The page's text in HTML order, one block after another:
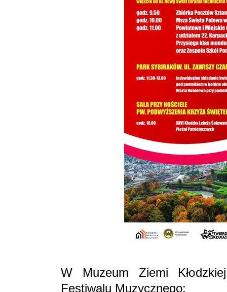
W Muzeum Ziemi
Festiwalu Muzycznego: